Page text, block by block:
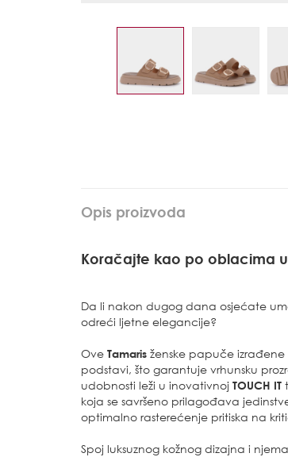
Opis proizvoda
Koračajte kao po oblacima
Da li nakon dugog dana osjećate
odreći ljetne elegancije?
Ove Tamaris ženske papuče
podstavi, što garantuje vrhunsku
udobnosti leži u inovativnoj TOUCH IT
koja se savršeno prilagođava
optimalno rasterećenje pritiska na
Spoj luksuznog kožnog dizajna i